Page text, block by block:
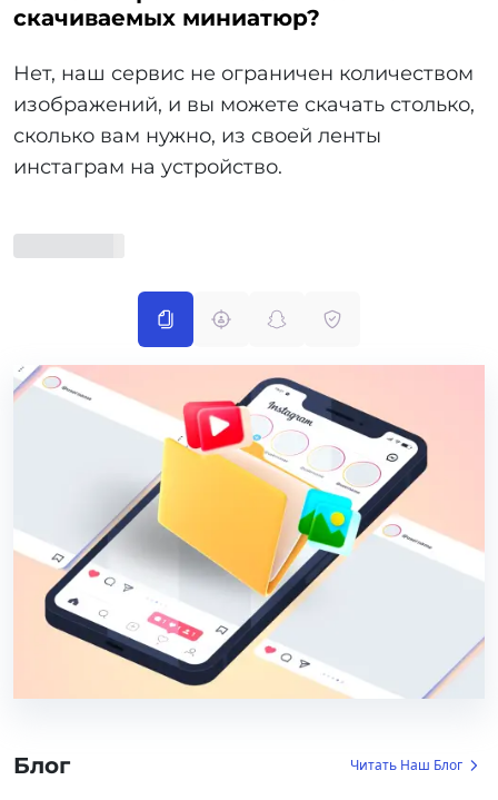
скачиваемых миниатюр?
Нет, наш сервис не ограничен количеством
изображений, и вы можете скачать столько,
сколько вам нужно, из своей ленты
инстаграм на устройство.
Блог Читать Наш Блог